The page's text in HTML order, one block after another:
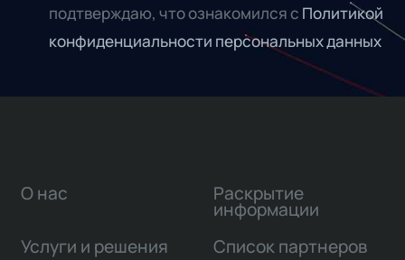
подтверждаю, что ознакомился с Политикой
конфиденциальности персональных данных
О нас
Услуги и решения
Раскрытие
информации
Список партнеров